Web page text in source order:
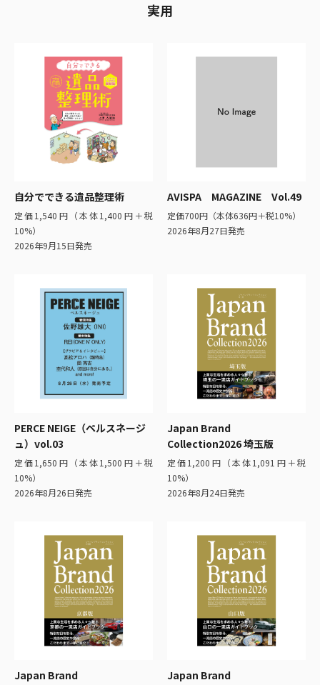
実用
自分でできる遺品整理術
定価1,540円（本体1,400円＋税
10%）
2026年9月15日発売
AVISPA MAGAZINE Vol.49
定価700円（本体636円＋税10%）
2026年8月27日発売
PERCE NEIGE（ペルスネージ
ュ）vol.03
定価1,650円（本体1,500円＋税
10%）
2026年8月26日発売
Japan Brand
Collection2026 埼玉版
定価1,200円（本体1,091円＋税
10%）
2026年8月24日発売
Japan Brand
Japan Brand